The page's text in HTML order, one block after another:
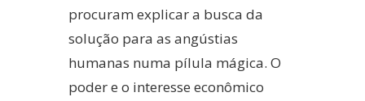
procuram explicar a busca da
solução para as angústias
humanas numa pílula mágica. O
poder e o interesse econômico